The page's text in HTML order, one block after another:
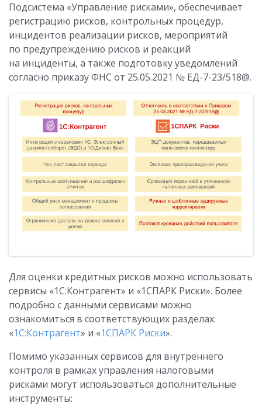
Подсистема «Управление рисками», обеспечивает
регистрацию рисков, контрольных процедур,
инцидентов реализации рисков, мероприятий
по предупреждению рисков и реакций
на инциденты, а также подготовку уведомлений
согласно приказу ФНС от 25.05.2021 № ЕД-7-23/518@.
Для оценки кредитных рисков можно использовать
сервисы «1С:Контрагент» и «1СПАРК Риски». Более
подробно с данными сервисами можно
ознакомиться в соответствующих разделах:
«1С:Контрагент» и «1СПАРК Риски».
Помимо указанных сервисов для внутреннего
контроля в рамках управления налоговыми
рисками могут использоваться дополнительные
инструменты: